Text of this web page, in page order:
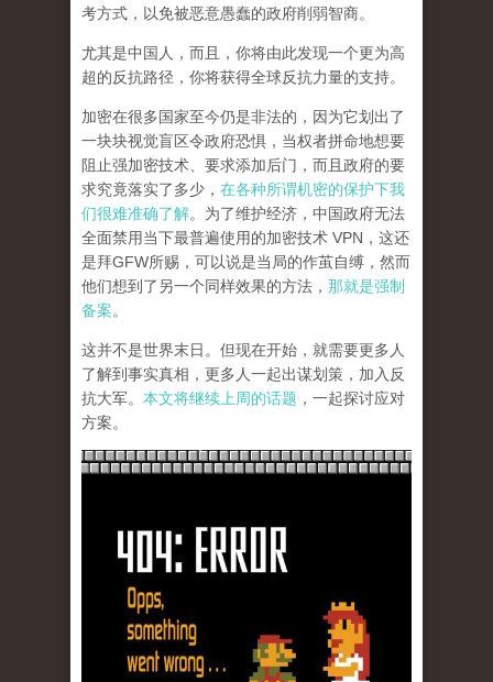
考方式，以免被恶意愚蠢的政府削弱智商。
尤其是中国人，而且，你将由此发现一个更为高
超的反抗路径，你将获得全球反抗力量的支持。
加密在很多国家至今仍是非法的，因为它划出了
一块块视觉盲区令政府恐惧，当权者拼命地想要
阻止强加密技术、要求添加后门，而且政府的要
求究竟落实了多少， 在各种所谓机密的保护下我
们很难准确了解。为了维护经济，中国政府无法
全面禁用当下最普遍使用的加密技术 VPN，这还
是拜GFW所赐，可以说是当局的作茧自缚，然而
他们想到了另一个同样效果的方法， 那就是强制
备案。
这并不是世界末日。但现在开始，就需要更多人
了解到事实真相，更多人一起出谋划策，加入反
抗大军。 本文将继续上周的话题 ，一起探讨应对
方案。